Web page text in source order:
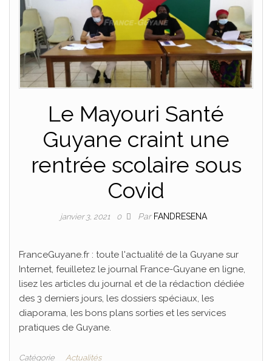
Le Mayouri Santé
Guyane craint une
rentrée scolaire sous
Covid
janvier 3, 2021 0 Par FANDRESENA
FranceGuyane.fr : toute l'actualité de la Guyane sur
Internet, feuilletez le journal France-Guyane en ligne,
lisez les articles du journal et de la rédaction dédiée
des 3 derniers jours, les dossiers spéciaux, les
diaporama, les bons plans sorties et les services
pratiques de Guyane.
Catégorie Actualités